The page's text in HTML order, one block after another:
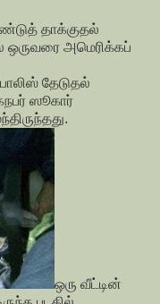
தாக்குதல்
ஒருவரை அமெரிக்கப்
தேடுதல்
ஸூகார்
ஒரு வீட்டின்